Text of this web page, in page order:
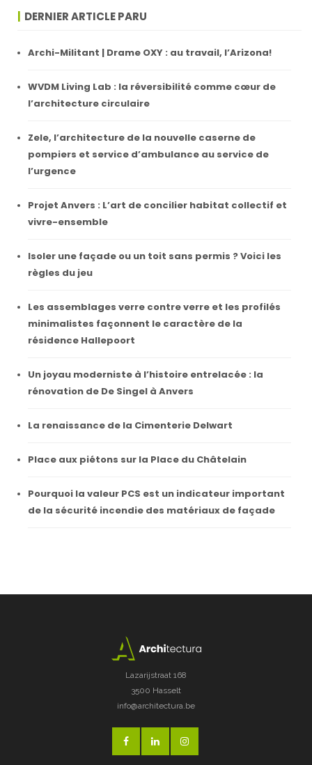
DERNIER ARTICLE PARU
Archi-Militant | Drame OXY : au travail, l’Arizona!
WVDM Living Lab : la réversibilité comme cœur de
l’architecture circulaire
Zele, l’architecture de la nouvelle caserne de
pompiers et service d’ambulance au service de
l’urgence
Projet Anvers : L’art de concilier habitat collectif et
vivre-ensemble
Isoler une façade ou un toit sans permis ? Voici les
règles du jeu
Les assemblages verre contre verre et les profilés
minimalistes façonnent le caractère de la
résidence Hallepoort
Un joyau moderniste à l’histoire entrelacée : la
rénovation de De Singel à Anvers
La renaissance de la Cimenterie Delwart
Place aux piétons sur la Place du Châtelain
Pourquoi la valeur PCS est un indicateur important
de la sécurité incendie des matériaux de façade
Lazarijstraat 168
3500 Hasselt
info@architectura.be